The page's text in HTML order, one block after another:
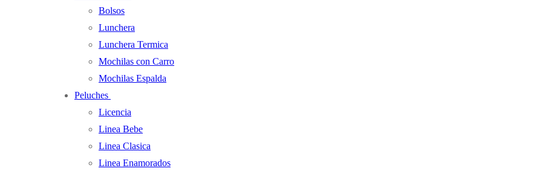
Bolsos
Lunchera
Lunchera Termica
Mochilas con Carro
Mochilas Espalda
Peluches
Licencia
Linea Bebe
Linea Clasica
Linea Enamorados